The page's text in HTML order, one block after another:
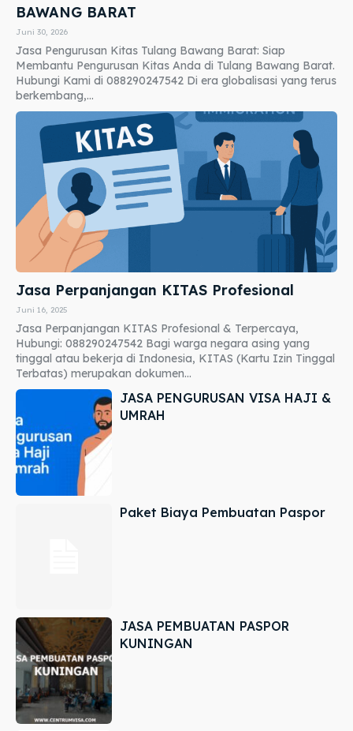
BAWANG BARAT
Juni 30, 2026
Jasa Pengurusan Kitas Tulang Bawang Barat: Siap
Membantu Pengurusan Kitas Anda di Tulang Bawang Barat.
Hubungi Kami di 088290247542 Di era globalisasi yang terus
berkembang,...
Jasa Perpanjangan KITAS Profesional
Juni 16, 2025
Jasa Perpanjangan KITAS Profesional & Terpercaya,
Hubungi: 088290247542 Bagi warga negara asing yang
tinggal atau bekerja di Indonesia, KITAS (Kartu Izin Tinggal
Terbatas) merupakan dokumen...
JASA PENGURUSAN VISA HAJI &
UMRAH
Paket Biaya Pembuatan Paspor
JASA PEMBUATAN PASPOR
KUNINGAN